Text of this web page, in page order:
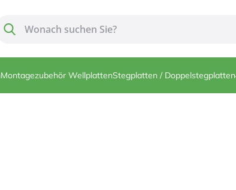
Montagezubehör WellplattenStegplatten / Doppelstegplatten